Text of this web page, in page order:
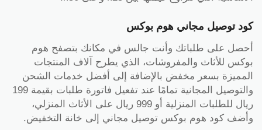
كود توصيل مجاني هوم بوكس
أحصل على طلباتك وأنت جالس في مكانك بتصفح هوم
بوكس للأثاث والمفروشات، الذي يطرح آلاف المنتجات
المميزة بسعر مخفض بالإضافة إلى أفضل خدمات الشحن
والتوصيل المجانية تمامًا عند تفعيل فاتورة طلبات بقيمة 199
ريال للطلبات المنزلية أو 999 ريال على الأثاث المنزلي،
وأضف كود هوم بوكس توصيل مجاني إلى خانة التخفيض.